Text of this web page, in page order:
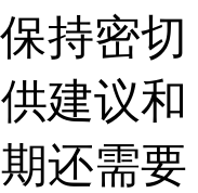
持密切
建议和
还需要